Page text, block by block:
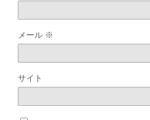
メール ※
サイト